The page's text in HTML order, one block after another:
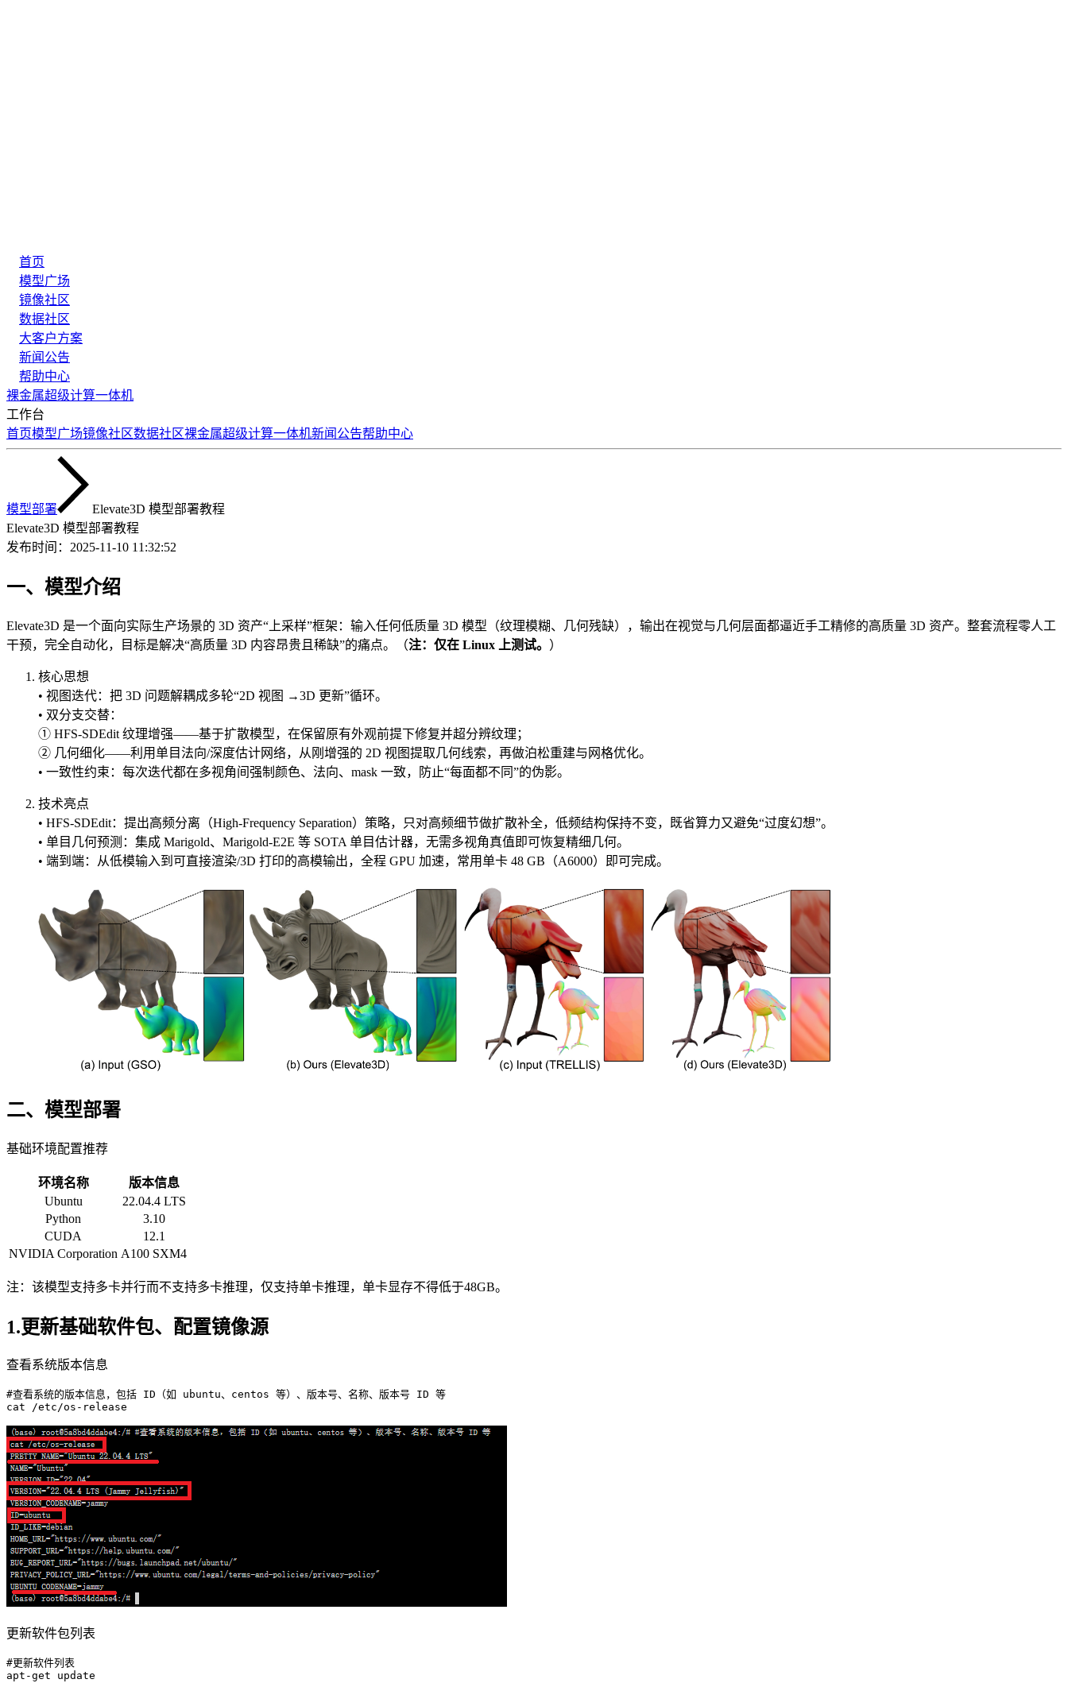
首页
模型广场
镜像社区
数据社区
大客户方案
新闻公告
帮助中心
裸金属超级计算一体机
工作台
首页模型广场镜像社区数据社区裸金属超级计算一体机新闻公告帮助中心
模型部署
Elevate3D 模型部署教程
Elevate3D 模型部署教程
发布时间： 2025-11-10 11:32:52
一、模型介绍
Elevate3D 是一个面向实际生产场景的 3D 资产“上采样”框架：输入任何低质量 3D 模型（纹理模糊、几何残缺），输出在视觉与几何层面都逼近手工精修的高质量 3D 资产。整套流程零人工
干预，完全自动化，目标是解决“高质量 3D 内容昂贵且稀缺”的痛点。（注：仅在 Linux 上测试。 ）
核心思想
• 视图迭代：把 3D 问题解耦成多轮“2D 视图 →3D 更新”循环。
• 双分支交替：
① HFS-SDEdit 纹理增强——基于扩散模型，在保留原有外观前提下修复并超分辨纹理；
② 几何细化——利用单目法向/深度估计网络，从刚增强的 2D 视图提取几何线索，再做泊松重建与网格优化。
• 一致性约束：每次迭代都在多视角间强制颜色、法向、mask 一致，防止“每面都不同”的伪影。
技术亮点
• HFS-SDEdit：提出高频分离（High-Frequency Separation）策略，只对高频细节做扩散补全，低频结构保持不变，既省算力又避免“过度幻想”。
• 单目几何预测：集成 Marigold、Marigold-E2E 等 SOTA 单目估计器，无需多视角真值即可恢复精细几何。
• 端到端：从低模输入到可直接渲染/3D 打印的高模输出，全程 GPU 加速，常用单卡 48 GB（A6000）即可完成。
二、模型部署
基础环境配置推荐
环境名称
版本信息
Ubuntu
22.04.4 LTS
Python
3.10
CUDA
12.1
NVIDIA Corporation A100 SXM4
注：该模型支持多卡并行而不支持多卡推理，仅支持单卡推理，单卡显存不得低于48GB。
1.更新基础软件包、配置镜像源
查看系统版本信息
#查看系统的版本信息，包括 ID（如 ubuntu、centos 等）、版本号、名称、版本号 ID 等
cat
更新软件包列表
#更新软件列表
apt-get